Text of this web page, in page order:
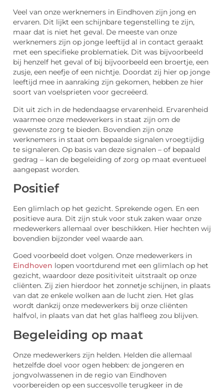
Veel van onze werknemers in Eindhoven zijn jong en
ervaren. Dit lijkt een schijnbare tegenstelling te zijn,
maar dat is niet het geval. De meeste van onze
werknemers zijn op jonge leeftijd al in contact geraakt
met een specifieke problematiek. Dit was bijvoorbeeld
bij henzelf het geval of bij bijvoorbeeld een broertje, een
zusje, een neefje of een nichtje. Doordat zij hier op jonge
leeftijd mee in aanraking zijn gekomen, hebben ze hier
soort van voelsprieten voor gecreëerd.
Dit uit zich in de hedendaagse ervarenheid. Ervarenheid
waarmee onze medewerkers in staat zijn om de
gewenste zorg te bieden. Bovendien zijn onze
werknemers in staat om bepaalde signalen vroegtijdig
te signaleren. Op basis van deze signalen – of bepaald
gedrag – kan de begeleiding of zorg op maat eventueel
aangepast worden.
Positief
Een glimlach op het gezicht. Sprekende ogen. En een
positieve aura. Dit zijn stuk voor stuk zaken waar onze
medewerkers allemaal over beschikken. Hier hechten wij
bovendien bijzonder veel waarde aan.
Goed voorbeeld doet volgen. Onze medewerkers in
Eindhoven lopen voortdurend met een glimlach op het
gezicht, waardoor deze positiviteit uitstraalt op onze
cliënten. Zij zien hierdoor het zonnetje schijnen, in plaats
van dat ze enkele wolken aan de lucht zien. Het glas
wordt dankzij onze medewerkers bij onze cliënten
halfvol, in plaats van dat het glas halfleeg zou blijven.
Begeleiding op maat
Onze medewerkers zijn helden. Helden die allemaal
hetzelfde doel voor ogen hebben: de jongeren en
jongvolwassenen in de regio van Eindhoven
voorbereiden op een succesvolle terugkeer in de